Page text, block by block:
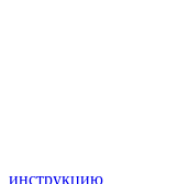
инструкцию